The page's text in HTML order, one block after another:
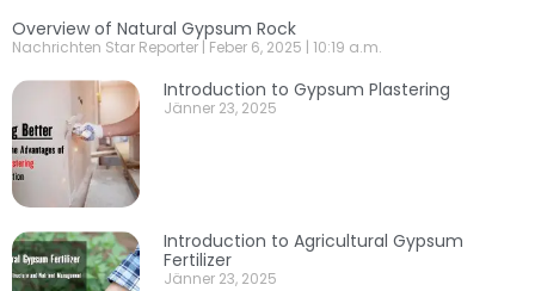
Overview of Natural Gypsum Rock
Nachrichten Star Reporter Feber 6, 2025 10:19 a.m.
Introduction to Gypsum Plastering
Jänner 23, 2025
Introduction to Agricultural Gypsum
Fertilizer
Jänner 23, 2025